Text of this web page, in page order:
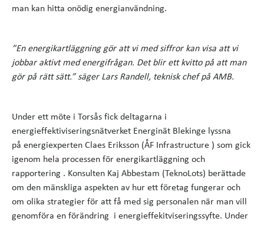
man kan hitta onödig energianvändning.
”En energikartläggning gör att vi med siffror kan visa att vi
jobbar aktivt med energifrågan. Det blir ett kvitto på att man
gör på rätt sätt.” säger Lars Randell, teknisk chef på AMB.
Under ett möte i Torsås fick deltagarna i
energieffektiviseringsnätverket Energinät Blekinge lyssna
på energiexperten Claes Eriksson (ÅF Infrastructure ) som gick
igenom hela processen för energikartläggning och
rapportering . Konsulten Kaj Abbestam (TeknoLots) berättade
om den mänskliga aspekten av hur ett företag fungerar och
om olika strategier för att få med sig personalen när man vill
genomföra en förändring i energieffekitviseringssyfte. Under